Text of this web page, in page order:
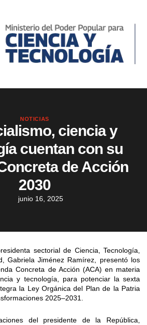
NOTICIAS
ciencia y
cuentan con su
de Acción
2030
junio 16, 2025
sectorial de Ciencia, Tecnología,
Gabriela Jiménez Ramírez, presentó los
Concreta de Acción (ACA) en materia
y tecnología, para potenciar la sexta
la Ley Orgánica del Plan de la Patria
2025–2031.
del presidente de la República,